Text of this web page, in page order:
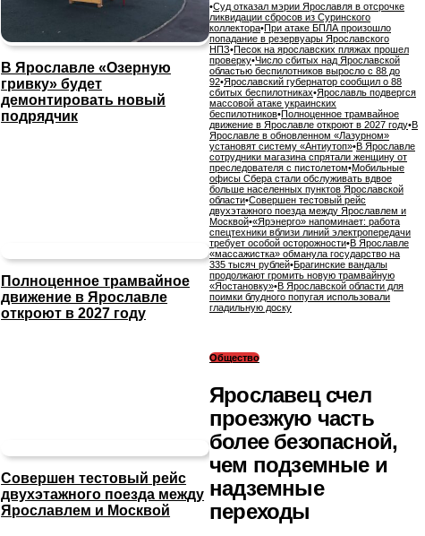
В Ярославле «Озерную
гривку» будет
демонтировать новый
подрядчик
Полноценное трамвайное
движение в Ярославле
откроют в 2027 году
Совершен тестовый рейс
двухэтажного поезда между
Ярославлем и Москвой
•Суд отказал мэрии Ярославля в отсрочке
ликвидации сбросов из Суринского
коллектора•При атаке БПЛА произошло
попадание в резервуары Ярославского
НПЗ•Песок на ярославских пляжах прошел
проверку•Число сбитых над Ярославской
областью беспилотников выросло с 88 до
92•Ярославский губернатор сообщил о 88
сбитых беспилотниках•Ярославль подвергся
массовой атаке украинских
беспилотников•Полноценное трамвайное
движение в Ярославле откроют в 2027 году•В
Ярославле в обновленном «Лазурном»
установят систему «Антиутоп»•В Ярославле
сотрудники магазина спрятали женщину от
преследователя с пистолетом•Мобильные
офисы Сбера стали обслуживать вдвое
больше населенных пунктов Ярославской
области•Совершен тестовый рейс
двухэтажного поезда между Ярославлем и
Москвой•«Ярэнерго» напоминает: работа
спецтехники вблизи линий электропередачи
требует особой осторожности•В Ярославле
«массажистка» обманула государство на
335 тысяч рублей•Брагинские вандалы
продолжают громить новую трамвайную
«Яостановку»•В Ярославской области для
поимки блудного попугая использовали
гладильную доску
Общество
Ярославец счел
проезжую часть
более безопасной,
чем подземные и
надземные
переходы